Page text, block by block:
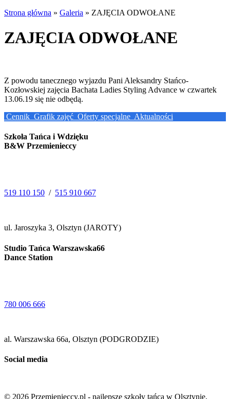
Strona główna » Galeria » ZAJĘCIA ODWOŁANE
ZAJĘCIA ODWOŁANE
Z powodu tanecznego wyjazdu Pani Aleksandry Stańco-
Kozłowskiej zajęcia Bachata Ladies Styling Advance w czwartek
13.06.19 się nie odbędą.
Cennik Grafik zajęć Oferty specjalne Aktualności
Szkoła Tańca i Wdzięku
B&W Przemienieccy
519 110 150 / 515 910 667
ul. Jaroszyka 3, Olsztyn (JAROTY)
Studio Tańca Warszawska66
Dance Station
780 006 666
al. Warszawska 66a, Olsztyn (PODGRODZIE)
Social media
© 2026 Przemienieccy.pl - najlepsze szkoły tańca w Olsztynie.